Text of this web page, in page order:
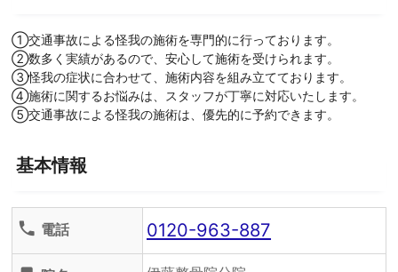
①交通事故による怪我の施術を専門的に行っております。
②数多く実績があるので、安心して施術を受けられます。
③怪我の症状に合わせて、施術内容を組み立てております。
④施術に関するお悩みは、スタッフが丁寧に対応いたします。
⑤交通事故による怪我の施術は、優先的に予約できます。
基本情報
phone 電話 0120-963-887